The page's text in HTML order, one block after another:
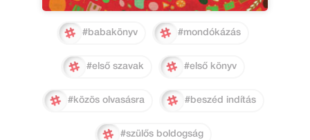
#babakönyv #mondókázás
#első szavak #első könyv
#közös olvasásra #beszéd indítás
#szülős boldogság